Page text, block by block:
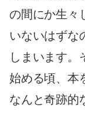
の間にか生々
いないはずな
しまいます。
始める頃、本
なんと奇跡的